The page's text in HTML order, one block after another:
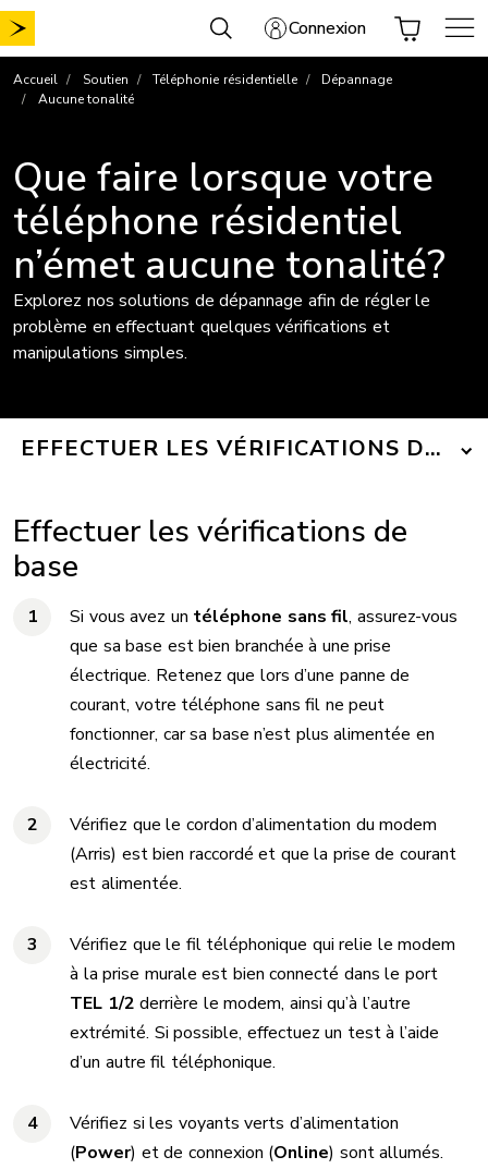
Aller
au
Connexion
Accueil Soutien Téléphonie résidentielle
Dépannage
Aucune tonalité
Que faire lorsque votre
téléphone résidentiel
n’émet aucune tonalité?
Explorez nos solutions de dépannage afin de régler le
problème en effectuant quelques vérifications et
manipulations simples.
EFFECTUER LES VÉRIFICATIONS DE
Effectuer les vérifications de
base
Si vous avez un téléphone sans fil, assurez-vous
que sa base est bien branchée à une prise
électrique. Retenez que lors d’une panne de
courant, votre téléphone sans fil ne peut
fonctionner, car sa base n’est plus alimentée en
électricité.
Vérifiez que le cordon d’alimentation du modem
(Arris) est bien raccordé et que la prise de courant
est alimentée.
Vérifiez que le fil téléphonique qui relie le modem
à la prise murale est bien connecté dans le port
TEL 1/2 derrière le modem, ainsi qu’à l’autre
extrémité. Si possible, effectuez un test à l’aide
d’un autre fil téléphonique.
Vérifiez si les voyants verts d’alimentation
(Power) et de connexion (Online) sont allumés.